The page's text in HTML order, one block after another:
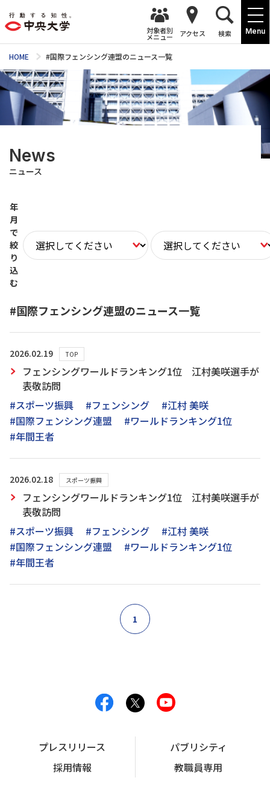
Menu
対象者別
メニュー アクセス 検索
HOME #国際フェンシング連盟のニュース一覧
News
ニュース
年
月
で
絞
り
込
む
#国際フェンシング連盟のニュース一覧
2026.02.19 TOP
フェンシングワールドランキング1位 江村美咲選手が
表敬訪問
#スポーツ振興
#フェンシング
#江村 美咲
#国際フェンシング連盟
#ワールドランキング1位
#年間王者
2026.02.18 スポーツ振興
フェンシングワールドランキング1位 江村美咲選手が
表敬訪問
#スポーツ振興
#フェンシング
#江村 美咲
#国際フェンシング連盟
#ワールドランキング1位
#年間王者
1
プレスリリース
パブリシティ
採用情報
教職員専用